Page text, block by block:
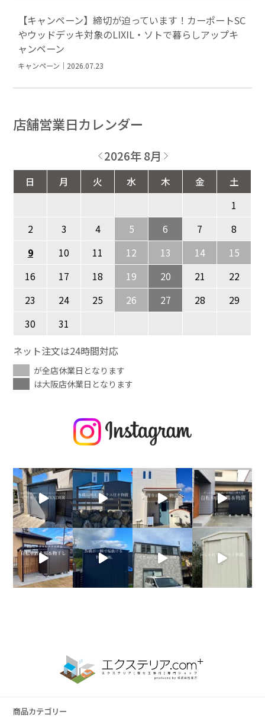
【キャンペーン】締切が迫っています！カーポートSC
やウッドデッキ対象のLIXIL・ソトで暮らしアップキ
ャンペーン
キャンペーン｜2026.07.23
店舗営業日カレンダー
2026年 8月
日 月 火 水 木 金
土
1
2
3 4 5 6 7
8
9
10 11 12 13 14
15
16
17 18 19 20 21
22
23
24 25 26 27 28
29
30
31
ネット注文は24時間対応
が全店休業日となります
は大阪店休業日となります
商品カテゴリー